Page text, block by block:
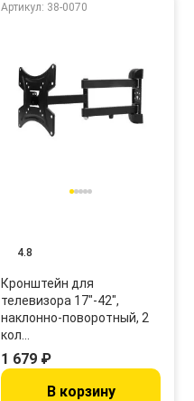
Артикул: 38-0070
4.8
Кронштейн для
телевизора 17"-42",
наклонно-поворотный, 2
кол…
1 679 ₽
В корзину